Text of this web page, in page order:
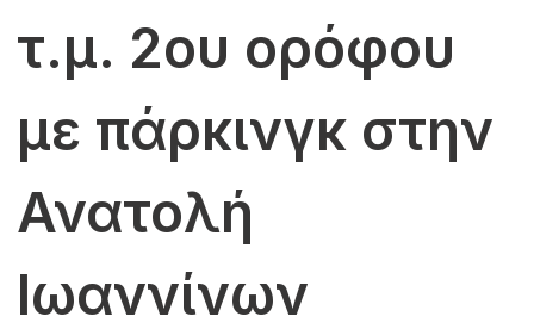
τ.μ. 2ου ορόφου
με πάρκινγκ στην
Ανατολή
Ιωαννίνων